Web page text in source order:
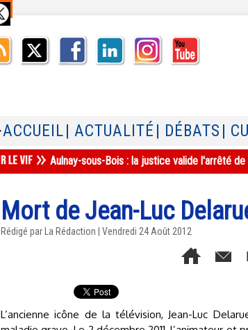
ACCUEIL | ACTUALITÉ | DÉBATS |
Aulnay-sous-Bois : la justice valide l'arrêté
Mort de Jean-Luc
Rédigé par La Rédaction | Vendredi 24 Août 2012
L’ancienne icône de la télévision, Jean-Luc